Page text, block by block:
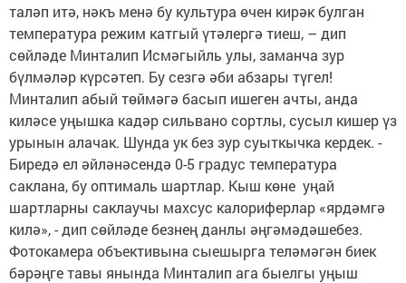
таләп итә, нәкъ менә бу культура өчен кирәк булган
температура режим катгый үтәлергә тиеш, – дип
сөйләде Минталип Исмәгыйль улы, заманча зур
бүлмәләр күрсәтеп. Бу сезгә әби абзары түгел!
Минталип абый төймәгә басып ишеген ачты, анда
киләсе уңышка кадәр сильвано сортлы, сусыл кишер үз
урынын алачак. Шунда ук без зур суыткычка кердек. -
Биредә ел әйләнәсендә 0-5 градус температура
саклана, бу оптималь шартлар. Кыш көне уңай
шартларны саклаучы махсус калориферлар «ярдәмгә
килә», - дип сөйләде безнең данлы әңгәмәдәшебез.
Фотокамера объективына сыешырга теләмәгән биек
бәрәңге тавы янында Минталип ага быелгы уңыш